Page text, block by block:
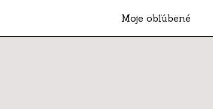
Moje obľúbené